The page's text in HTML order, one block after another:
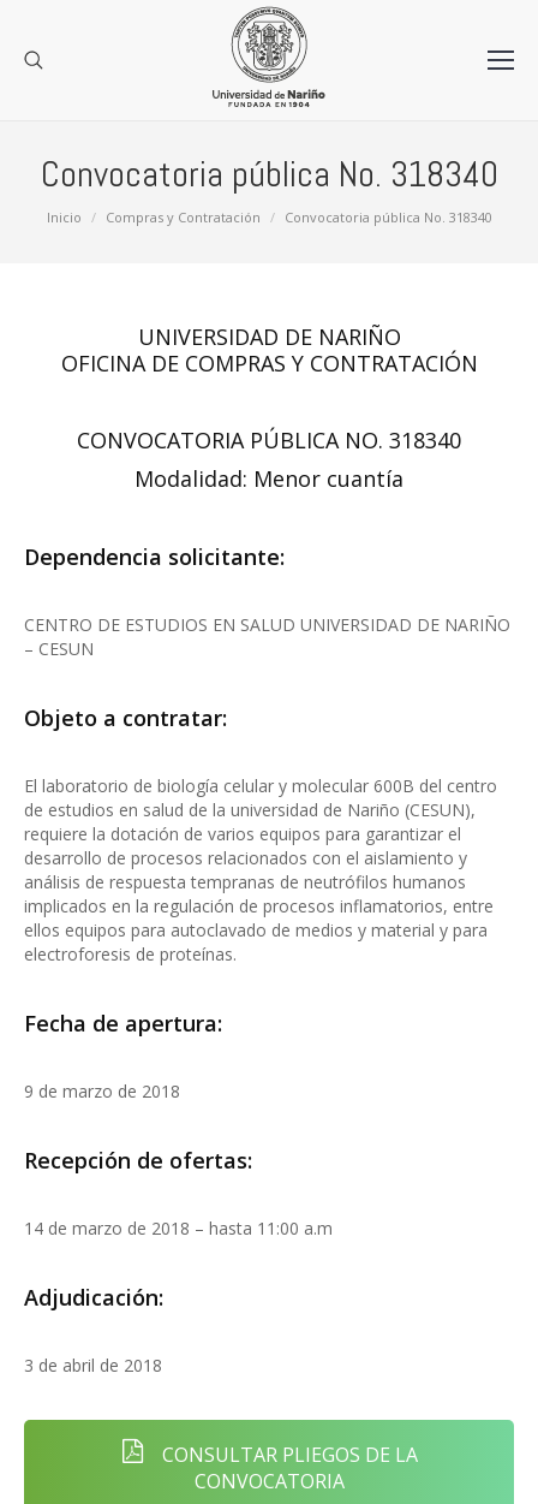
Convocatoria pública No. 318340
Estás aquí:
Inicio Compras y Contratación Convocatoria pública No. 318340
UNIVERSIDAD DE NARIÑO
OFICINA DE COMPRAS Y CONTRATACIÓN
CONVOCATORIA PÚBLICA NO. 318340
Modalidad: Menor cuantía
Dependencia solicitante:
CENTRO DE ESTUDIOS EN SALUD UNIVERSIDAD DE NARIÑO
– CESUN
Objeto a contratar:
El laboratorio de biología celular y molecular 600B del centro
de estudios en salud de la universidad de Nariño (CESUN),
requiere la dotación de varios equipos para garantizar el
desarrollo de procesos relacionados con el aislamiento y
análisis de respuesta tempranas de neutrófilos humanos
implicados en la regulación de procesos inflamatorios, entre
ellos equipos para autoclavado de medios y material y para
electroforesis de proteínas.
Fecha de apertura:
9 de marzo de 2018
Recepción de ofertas:
14 de marzo de 2018 – hasta 11:00 a.m
Adjudicación:
3 de abril de 2018
CONSULTAR PLIEGOS DE LA
CONVOCATORIA